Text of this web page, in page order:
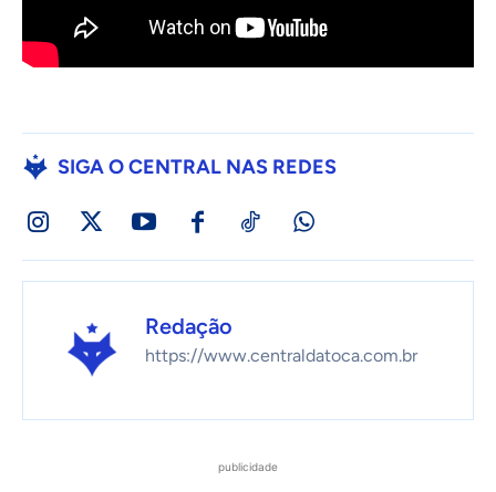
SIGA O CENTRAL NAS REDES
Redação
https://www.centraldatoca.com.br
publicidade